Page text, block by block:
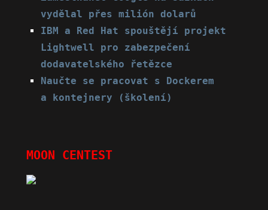
vydělal přes milión dolarů
IBM a Red Hat spouštějí projekt
Lightwell pro zabezpečení
dodavatelského řetězce
Naučte se pracovat s Dockerem
a kontejnery (školení)
MOON CENTEST